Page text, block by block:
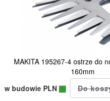
MAKITA 195267-4 ostrze do
160mm
w budowie PLN